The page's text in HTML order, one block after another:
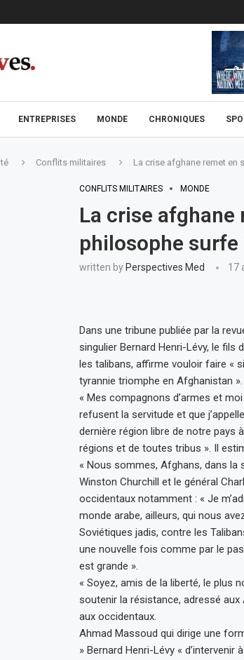
ENTREPRISES MONDE CHRONIQUES
Conflits militaires La crise afghane remet en
CONFLITS MILITAIRES MONDE
La crise afghane
philosophe surfe
written by Perspectives Med 17
Dans une tribune publiée par la
singulier Bernard Henri-Lévy, le
les talibans, affirme vouloir faire «
tyrannie triomphe en Afghanistan ».
« Mes compagnons d’armes et
refusent la servitude et que
dernière région libre de notre pays
régions et de toutes tribus ». Il
« Nous sommes, Afghans, dans la
Winston Churchill et le général
occidentaux notamment : « Je
monde arabe, ailleurs, qui nous
Soviétiques jadis, contre les
une nouvelle fois comme par le
est grande ».
« Soyez, amis de la liberté, le plus
soutenir la résistance, adressé
aux occidentaux.
Ahmad Massoud qui dirige une
» Bernard Henri-Lévy «